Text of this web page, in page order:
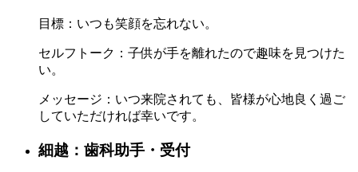
目標： いつも笑顔を忘れない。
セルフトーク： 子供が手を離れたので趣味を見つけた
い。
メッセージ： いつ来院されても、皆様が心地良く過ご
していただければ幸いです。
細越：歯科助手・受付